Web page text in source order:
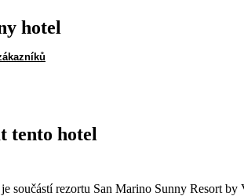
hotel
tento hotel
součástí rezortu San Marino Sunny Resort